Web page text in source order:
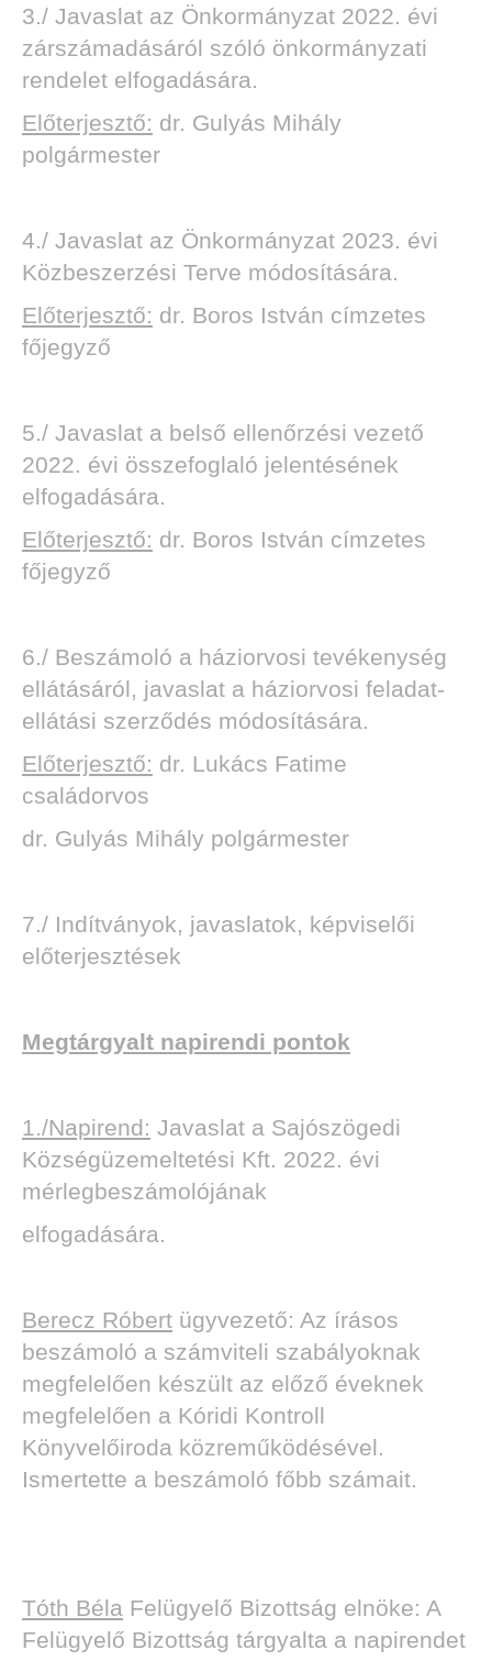
3./ Javaslat az Önkormányzat 2022. évi
zárszámadásáról szóló önkormányzati
rendelet elfogadására.
Előterjesztő: dr. Gulyás Mihály
polgármester
4./ Javaslat az Önkormányzat 2023. évi
Közbeszerzési Terve módosítására.
Előterjesztő: dr. Boros István címzetes
főjegyző
5./ Javaslat a belső ellenőrzési vezető
2022. évi összefoglaló jelentésének
elfogadására.
Előterjesztő: dr. Boros István címzetes
főjegyző
6./ Beszámoló a háziorvosi tevékenység
ellátásáról, javaslat a háziorvosi feladat-
ellátási szerződés módosítására.
Előterjesztő: dr. Lukács Fatime
családorvos
dr. Gulyás Mihály polgármester
7./ Indítványok, javaslatok, képviselői
előterjesztések
Megtárgyalt napirendi pontok
1./Napirend: Javaslat a Sajószögedi
Községüzemeltetési Kft. 2022. évi
mérlegbeszámolójának
elfogadására.
Berecz Róbert ügyvezető: Az írásos
beszámoló a számviteli szabályoknak
megfelelően készült az előző éveknek
megfelelően a Kóridi Kontroll
Könyvelőiroda közreműködésével.
Ismertette a beszámoló főbb számait.
Tóth Béla Felügyelő Bizottság elnöke: A
Felügyelő Bizottság tárgyalta a napirendet